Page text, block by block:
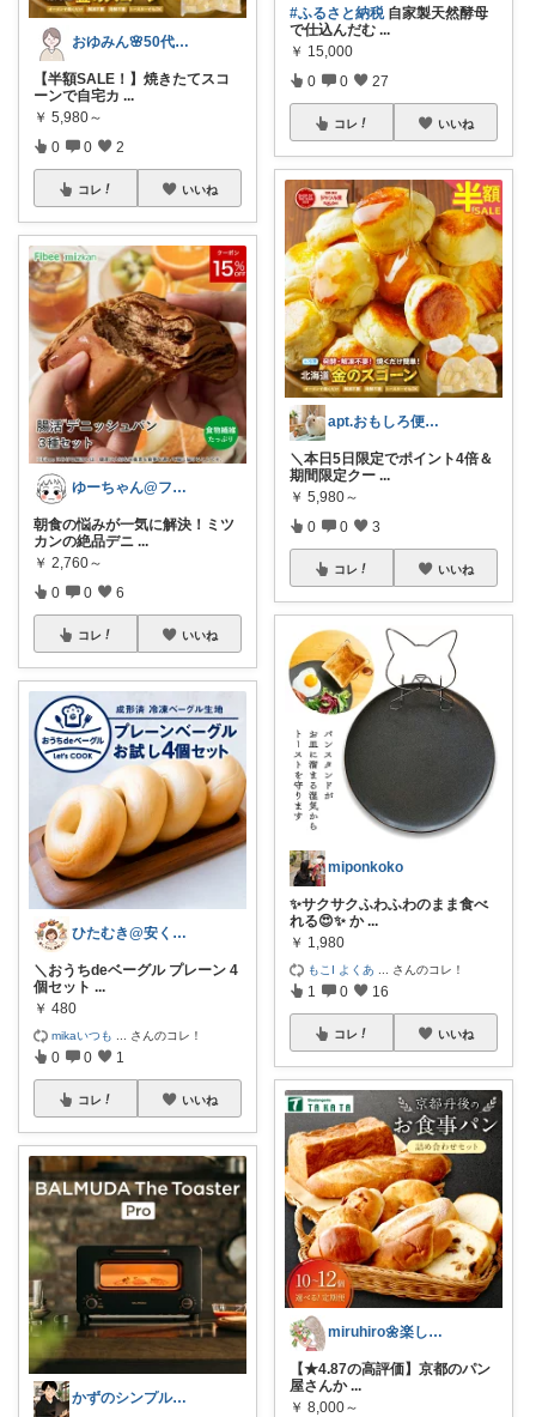
おゆみん🌸50代からの快適暮らし
【半額SALE！】焼きたてスコ
ーンで自宅カ ...
￥ 5,980～
0 0 2
コレ いいね
ゆーちゃん@フォロワーさまから購入💕
朝食の悩みが一気に解決！ミツ
カンの絶品デニ ...
￥ 2,760～
0 0 6
コレ いいね
ひたむき@安くラクする限界ごはん
＼おうちdeベーグル プレーン 4
個セット ...
￥ 480
mikaいつも さんのコレ！
0 0 1
コレ いいね
かずのシンプル生活｜一生モノに出会う場所
#ふるさと納税自家製天然酵母
で仕込んだむ ...
￥ 15,000
0 0 27
コレ いいね
apt.おもしろ便利グッズ推し主婦
＼本日5日限定でポイント4倍＆
期間限定クー ...
￥ 5,980～
0 0 3
コレ いいね
miponkoko
✨サクサクふわふわのまま食べ
れる😍✨ か ...
￥ 1,980
もこI よくあ さんのコレ！
1 0 16
コレ いいね
miruhiro🌼楽しく暮らそう
​【★4.87の高評価】京都のパン
屋さんか ...
￥ 8,000～